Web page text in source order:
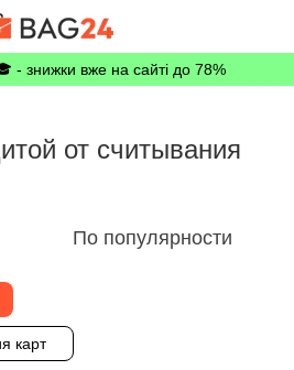
- знижки вже на сайті до 78%
от считывания
По популярности
карт